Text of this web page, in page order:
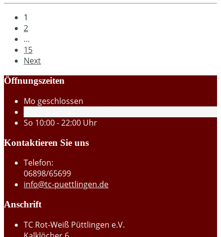
1
2
…
15
Next
Öffnungszeiten
Mo geschlossen
So 10:00 - 22:00 Uhr
Kontaktieren Sie uns
Telefon:
06898/65699
info@tc-puettlingen.de
Anschrift
TC Rot-Weiß Püttlingen e.V.